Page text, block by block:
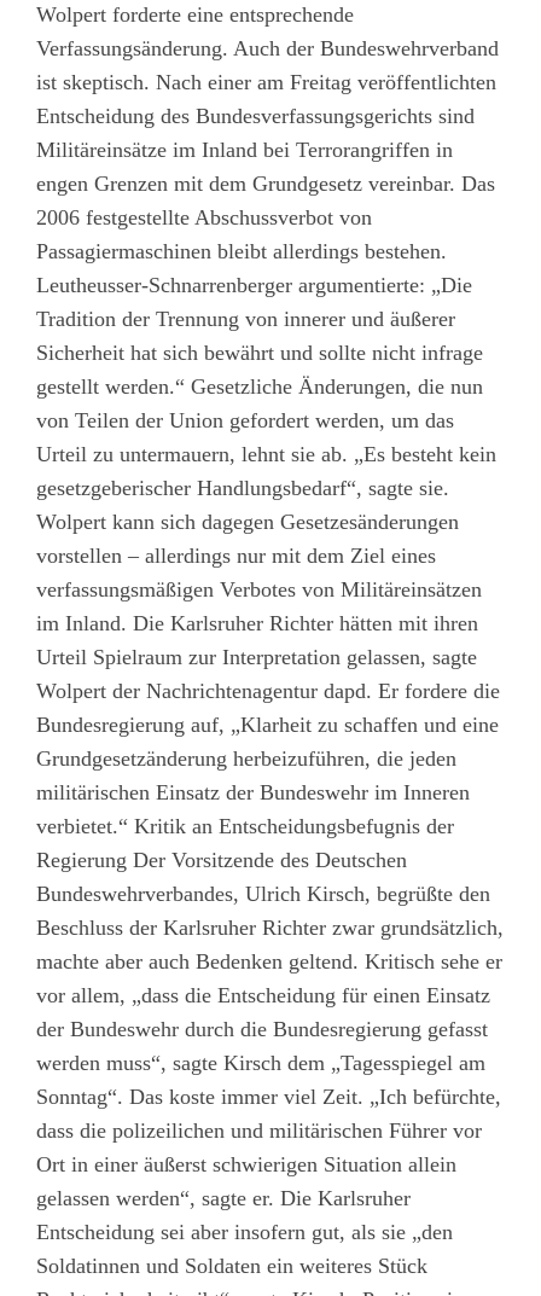
Wolpert forderte eine entsprechende
Verfassungsänderung. Auch der Bundeswehrverband
ist skeptisch. Nach einer am Freitag veröffentlichten
Entscheidung des Bundesverfassungsgerichts sind
Militäreinsätze im Inland bei Terrorangriffen in
engen Grenzen mit dem Grundgesetz vereinbar. Das
2006 festgestellte Abschussverbot von
Passagiermaschinen bleibt allerdings bestehen.
Leutheusser-Schnarrenberger argumentierte: „Die
Tradition der Trennung von innerer und äußerer
Sicherheit hat sich bewährt und sollte nicht infrage
gestellt werden.“ Gesetzliche Änderungen, die nun
von Teilen der Union gefordert werden, um das
Urteil zu untermauern, lehnt sie ab. „Es besteht kein
gesetzgeberischer Handlungsbedarf“, sagte sie.
Wolpert kann sich dagegen Gesetzesänderungen
vorstellen – allerdings nur mit dem Ziel eines
verfassungsmäßigen Verbotes von Militäreinsätzen
im Inland. Die Karlsruher Richter hätten mit ihren
Urteil Spielraum zur Interpretation gelassen, sagte
Wolpert der Nachrichtenagentur dapd. Er fordere die
Bundesregierung auf, „Klarheit zu schaffen und eine
Grundgesetzänderung herbeizuführen, die jeden
militärischen Einsatz der Bundeswehr im Inneren
verbietet.“ Kritik an Entscheidungsbefugnis der
Regierung Der Vorsitzende des Deutschen
Bundeswehrverbandes, Ulrich Kirsch, begrüßte den
Beschluss der Karlsruher Richter zwar grundsätzlich,
machte aber auch Bedenken geltend. Kritisch sehe er
vor allem, „dass die Entscheidung für einen Einsatz
der Bundeswehr durch die Bundesregierung gefasst
werden muss“, sagte Kirsch dem „Tagesspiegel am
Sonntag“. Das koste immer viel Zeit. „Ich befürchte,
dass die polizeilichen und militärischen Führer vor
Ort in einer äußerst schwierigen Situation allein
gelassen werden“, sagte er. Die Karlsruher
Entscheidung sei aber insofern gut, als sie „den
Soldatinnen und Soldaten ein weiteres Stück